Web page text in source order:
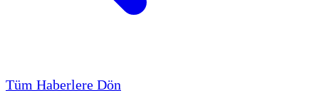
Tüm Haberlere Dön